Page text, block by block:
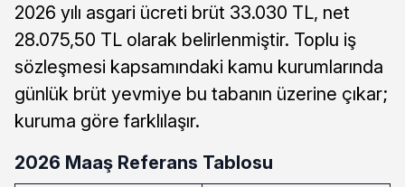
2026 yılı asgari ücreti brüt 33.030 TL, net
28.075,50 TL olarak belirlenmiştir. Toplu iş
sözleşmesi kapsamındaki kamu kurumlarında
günlük brüt yevmiye bu tabanın üzerine çıkar;
kuruma göre farklılaşır.
2026 Maaş Referans Tablosu